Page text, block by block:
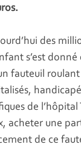
des
s’est
fauteuil
de l’hôpital
acheter une
de ce